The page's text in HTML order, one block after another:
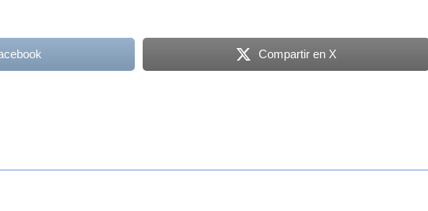
Compartir en X